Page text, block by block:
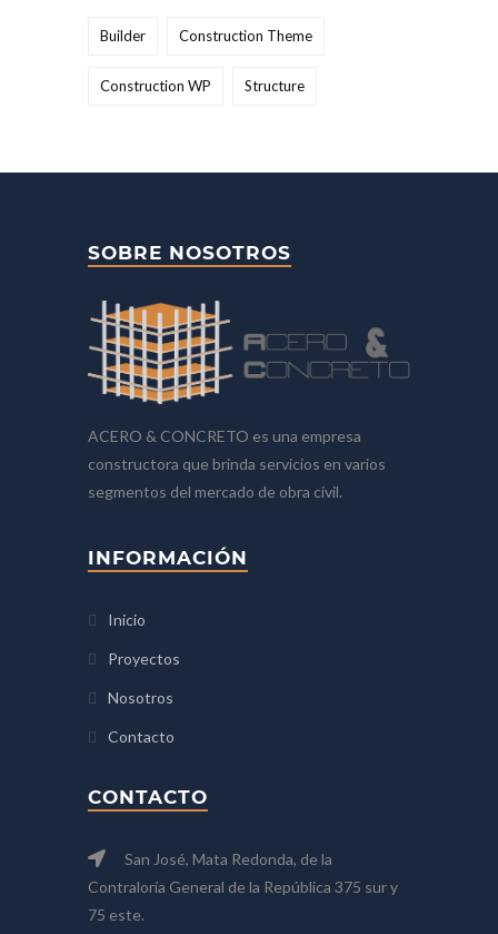
Builder Construction Theme
Construction WP Structure
SOBRE NOSOTROS
ACERO & CONCRETO es una empresa
constructora que brinda servicios en varios
segmentos del mercado de obra civil.
INFORMACIÓN
Inicio
Proyectos
Nosotros
Contacto
CONTACTO
San José, Mata Redonda, de la
Contraloría General de la República 375 sur y
75 este.